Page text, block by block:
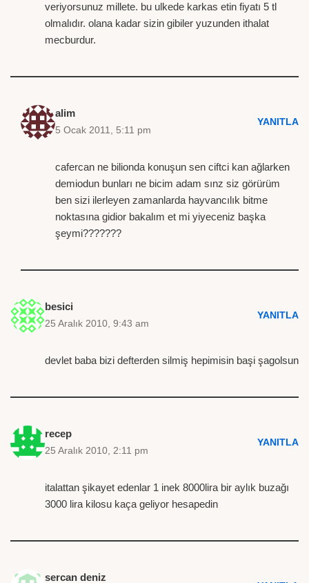
veriyorsunuz millete. bu ulkede karkas etin fiyatı 5 tl
olmalıdır. olana kadar sizin gibiler yuzunden ithalat
mecburdur.
alim
5 Ocak 2011, 5:11 pm
YANITLA
cafercan ne bilionda konuşun sen ciftci kan ağlarken
demiodun bunları ne bicim adam sınz siz görürüm
ben sizi ilerleyen zamanlarda hayvancılık bitme
noktasına gidior bakalım et mi yiyeceniz başka
şeymi???????
besici
25 Aralık 2010, 9:43 am
YANITLA
devlet baba bizi defterden silmiş hepimisin başi şagolsun
recep
25 Aralık 2010, 2:11 pm
YANITLA
italattan şikayet edenlar 1 inek 8000lira bir aylık buzağı
3000 lira kilosu kaça geliyor hesapedin
sercan deniz